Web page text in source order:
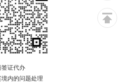
证代办
内的问题处理